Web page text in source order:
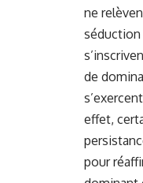
ne
séduction
de
effet,
pour